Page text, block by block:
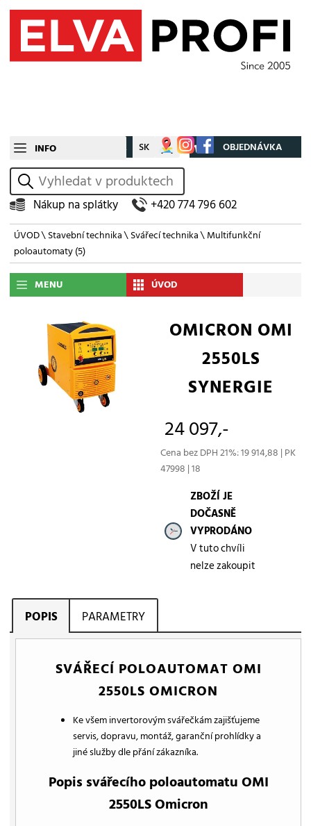
INFO CZ SK Můj účet OBJEDNÁVKA
vyhledat
Nákup na splátky +420 774 796 602
ÚVOD\Stavební technika\Svářecí technika\Multifunkční
poloautomaty(5)
MENU ÚVOD
OMICRON OMI
2550LS
SYNERGIE
24 097,-
Cena bez DPH 21%: 19 914,88 | PK
47998 | 18
ZBOŽÍ JE
DOČASNĚ
VYPRODÁNO
V tuto chvíli
nelze zakoupit
POPIS PARAMETRY
SVÁŘECÍ POLOAUTOMAT OMI
2550LS OMICRON
Ke všem invertorovým svářečkám zajišťujeme
servis, dopravu, montáž, garanční prohlídky a
jiné služby dle přání zákazníka.
Popis svářecího poloautomatu OMI
2550LS Omicron